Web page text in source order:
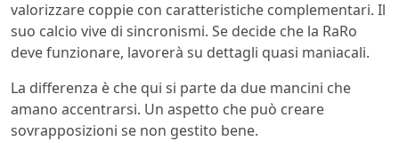
valorizzare coppie con caratteristiche complementari. Il
suo calcio vive di sincronismi. Se decide che la RaRo
deve funzionare, lavorerà su dettagli quasi maniacali.
La differenza è che qui si parte da due mancini che
amano accentrarsi. Un aspetto che può creare
sovrapposizioni se non gestito bene.